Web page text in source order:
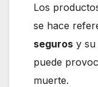
Los
se hace
seguros y su
puede
muerte.